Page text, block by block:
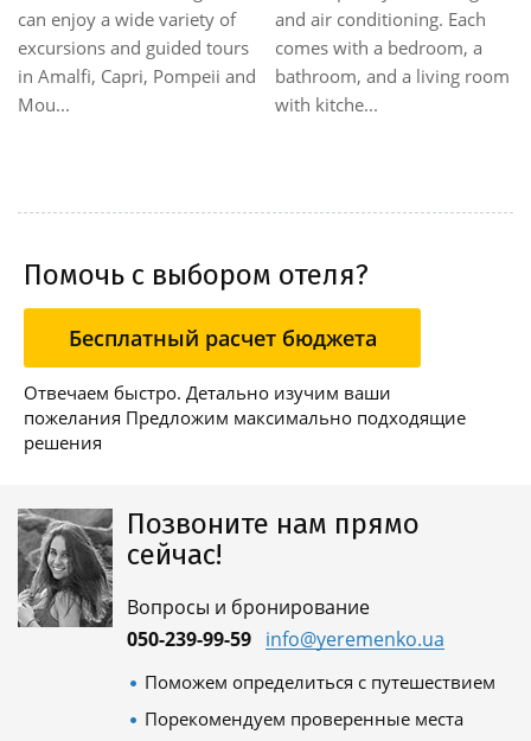
guests connections to
Naples. Positano is appr...
and allow guests to enjoy a
breathtaking panoramic
view. Naples airport is...
Помочь с выбором отеля?
Бесплатный расчет бюджета
Отвечаем быстро. Детально изучим ваши
пожелания Предложим максимально подходящие
решения
Позвоните нам прямо
сейчас!
Вопросы и бронирование
050-239-99-59 info@yeremenko.ua
Поможем определиться с путешествием
Порекомендуем проверенные места